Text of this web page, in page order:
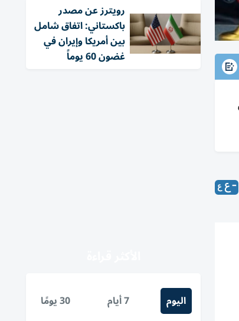
‏رويترز عن مصدر
باكستاني: اتفاق شامل
بين أمريكا وإيران في
غضون 60 يوماً
اليوم 7 أيام 30 يومًا